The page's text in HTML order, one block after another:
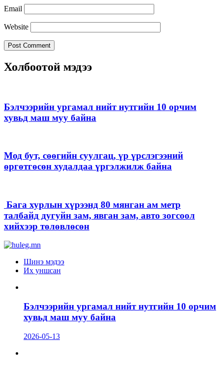
Email
Website
Холбоотой мэдээ
Бэлчээрийн ургамал нийт нутгийн 10 орчим
хувьд маш муу байна
Мод бут, сөөгийн суулгац, үр үрслэгээний
өргөтгөсөн худалдаа үргэлжилж байна
Бага хурлын хүрээнд 80 мянган ам метр
талбайд дугуйн зам, явган зам, авто зогсоол
хийхээр төлөвлөсөн
Шинэ мэдээ
Их уншсан
Бэлчээрийн ургамал нийт нутгийн 10 орчим
хувьд маш муу байна
2026-05-13